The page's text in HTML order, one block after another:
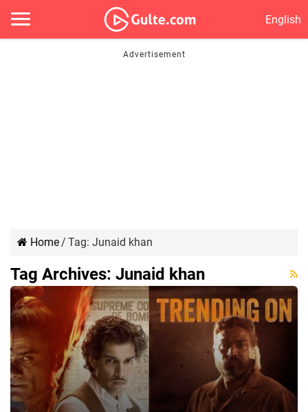
English
Home/ Tag: Junaid khan
Tag Archives: Junaid khan